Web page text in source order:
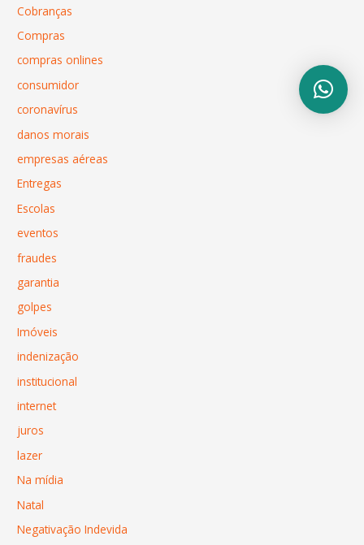
Cobranças
Compras
compras onlines
consumidor
coronavírus
danos morais
empresas aéreas
Entregas
Escolas
eventos
fraudes
garantia
golpes
Imóveis
indenização
institucional
internet
juros
lazer
Na mídia
Natal
Negativação Indevida